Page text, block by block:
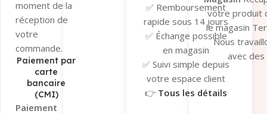
moment de la
réception de
votre
commande.
Paiement par
carte
bancaire
(CMI)
Paiement
✅ Remboursement
rapide sous 14 jours
✅ Échange possible
en magasin
✅ Suivi simple depuis
votre espace client
👉 Tous les détails
votre produit
le magasin
Nous
avec des
fiables pour
un suivi en